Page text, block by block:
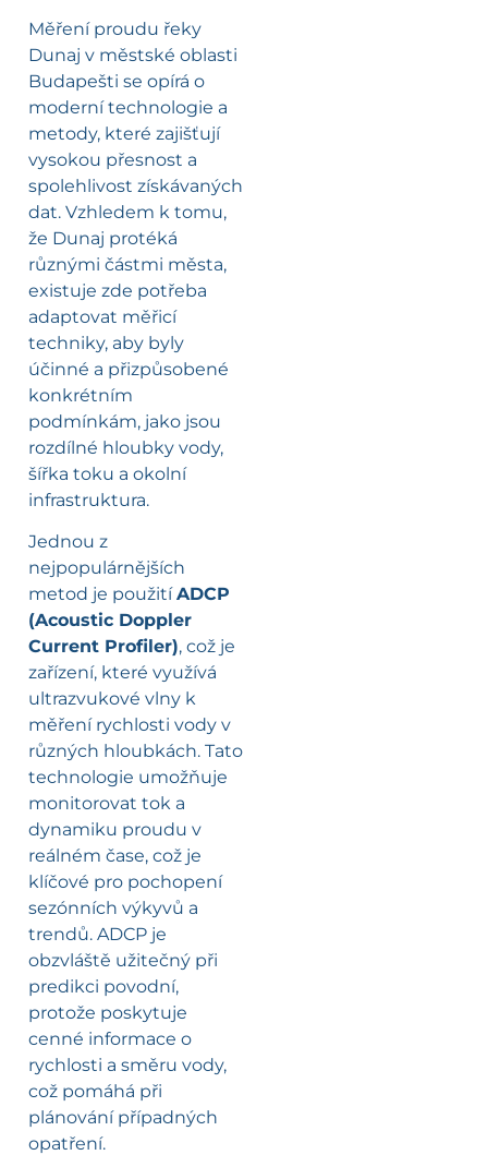
Měření proudu řeky
Dunaj v městské oblasti
Budapešti se opírá o
moderní technologie a
metody, které zajišťují
vysokou přesnost a
spolehlivost získávaných
dat. Vzhledem k tomu,
že Dunaj protéká
různými částmi města,
existuje zde potřeba
adaptovat měřicí
techniky, aby byly
účinné a přizpůsobené
konkrétním
podmínkám, jako jsou
rozdílné hloubky vody,
šířka toku a okolní
infrastruktura.
Jednou z
nejpopulárnějších
metod je použitíADCP
(Acoustic Doppler
Current Profiler), což je
zařízení, které využívá
ultrazvukové vlny k
měření rychlosti vody v
různých hloubkách. Tato
technologie umožňuje
monitorovat tok a
dynamiku proudu v
reálném čase, což je
klíčové pro pochopení
sezónních výkyvů a
trendů. ADCP je
obzvláště užitečný při
predikci povodní,
protože poskytuje
cenné informace o
rychlosti a směru vody,
což pomáhá při
plánování případných
opatření.